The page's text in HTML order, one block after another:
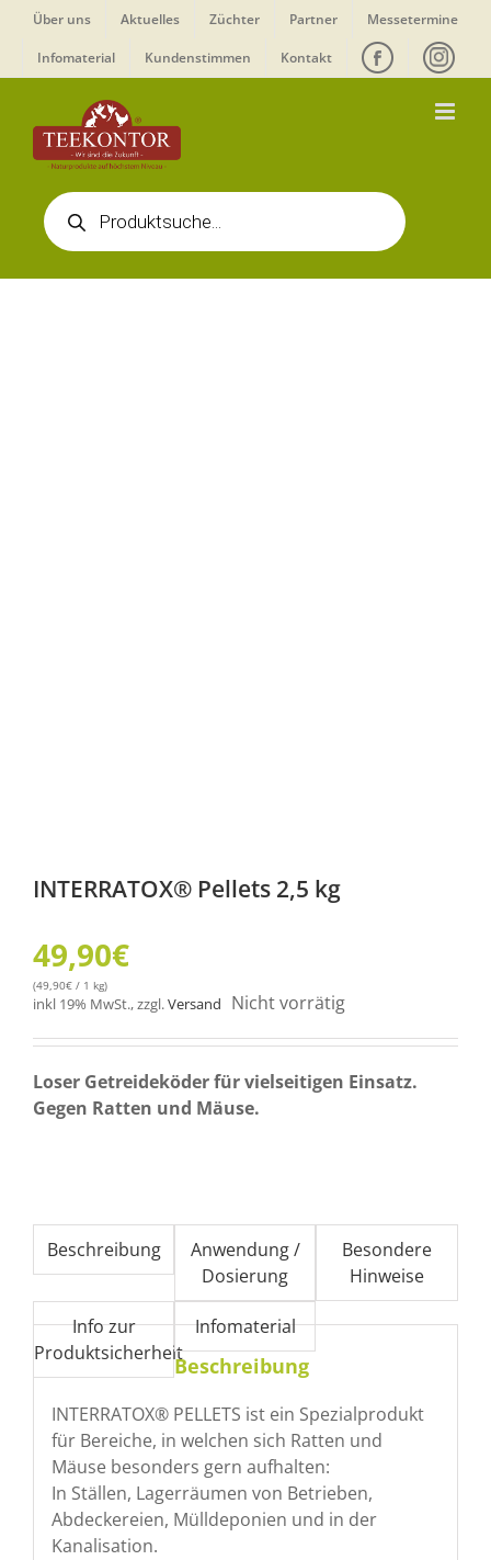
Zum
springen
Über uns Aktuelles Züchter Partner Messetermine
Infomaterial Kundenstimmen Kontakt
Products
search
INTERRATOX® Pellets 2,5 kg
49,90€
(49,90€ / 1 kg)
inkl 19% MwSt., zzgl.Versand Nicht vorrätig
Loser Getreideköder für vielseitigen Einsatz.
Gegen Ratten und Mäuse.
Beschreibung
Anwendung /
Dosierung
Besondere
Hinweise
Info zur
Produktsicherheit
Infomaterial
Beschreibung
INTERRATOX® PELLETS ist ein Spezialprodukt
für Bereiche, in welchen sich Ratten und
Mäuse besonders gern aufhalten:
In Ställen, Lagerräumen von Betrieben,
Abdeckereien, Mülldeponien und in der
Kanalisation.